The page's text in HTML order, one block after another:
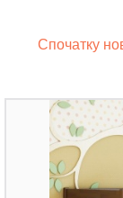
Спочатку